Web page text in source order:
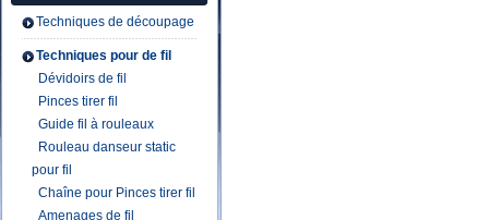
Techniques de découpage
Techniques pour de fil
Dévidoirs de fil
Pinces tirer fil
Guide fil à rouleaux
Rouleau danseur static
pour fil
Chaîne pour Pinces tirer fil
Amenages de fil